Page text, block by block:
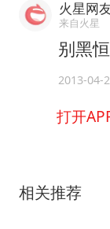
火星网
来自火星
别黑
2013-04-
打开
相关推荐